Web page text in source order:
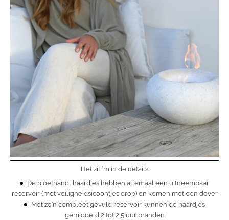
Het zit ‘m in de details
De bioethanol haardjes hebben allemaal een uitneembaar
reservoir (met veiligheidsicoontjes erop) en komen met een dover
Met zo’n compleet gevuld reservoir kunnen de haardjes
gemiddeld 2 tot 2,5 uur branden